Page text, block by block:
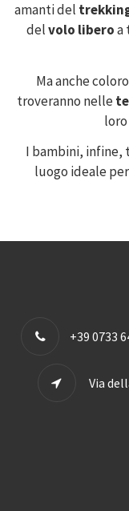
amanti del
delvolo liberoa
Ma anche
troveranno nelle
I bambini, infine,
luogo ideale
+39 0733
Via